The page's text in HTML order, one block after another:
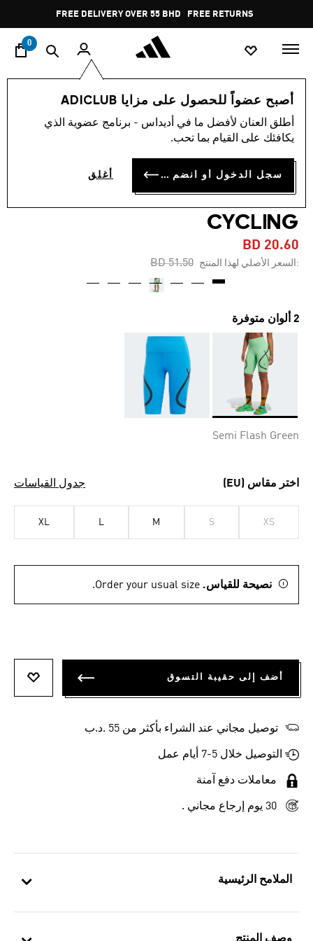
Pause
promotion
rotation
FREE DELIVERY OVER 55 BHD FREE RETURNS
0
أصبح عضواً للحصول على مزايا ADICLUB
أطلق العنان لأفضل ما في أديداس - برنامج عضوية الذي
يكافئك على القيام بما تحب.
سجل الدخول أو انضم الآن أغلق
الملامح الرئيسية
النساء ملابس
-60%
شورت ADIDAS BY STELLA
MCCARTNEY TRUEPACE
CYCLING
BD 20.60
:السعر الأصلي لهذا المنتج Price reduced from
BD 51.50
to
2 ألوان متوفرة
Semi Flash Green
اختر مقاس (EU) جدول القياسات
XS
S
M
L
XL
نصيحة للقياس. Order your usual size.
أضف إلى حقيبة التسوق
توصيل مجاني عند الشراء بأكثر من 55 .د.ب‎
التوصيل خلال 5-7 أيام عمل
معاملات دفع آمنة